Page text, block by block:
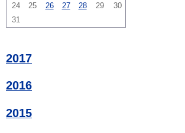
24
25 26 27 28 29
30
31
2017
2016
2015